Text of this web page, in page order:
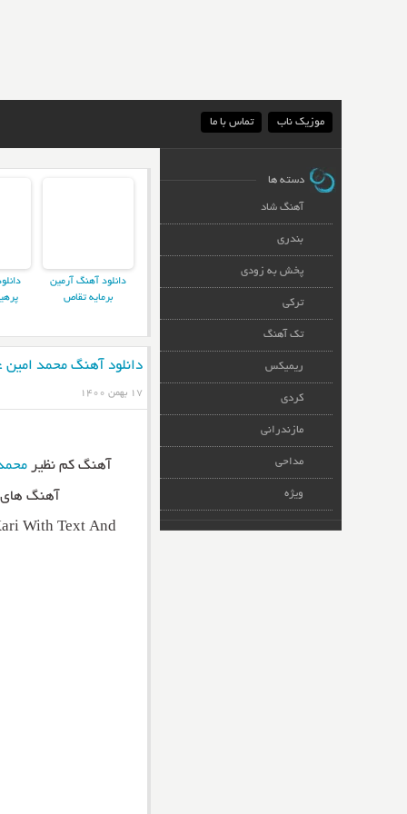
موزیک ناب تماس با ما
دانلود آهنگ آرمین
برمایه تقاص
دانلود آهنگ محمد امین
۱۷ بهمن ۱۴۰۰
آهنگ کم نظیر
آهنگ های
With Text And
دسته ها
آهنگ شاد
بندری
پخش به زودی
ترکی
تک آهنگ
ریمیکس
کردی
مازندرانی
مداحی
ویژه